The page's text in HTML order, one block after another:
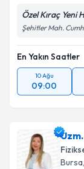
Özel Kıraç Yeni
Şehitler Mah.
En Yakın Saatler
10 Ağu
09:00
Bursa